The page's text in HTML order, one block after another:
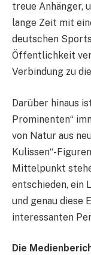
treue Anhänger,
lange Zeit mit
deutschen
Öffentlichkeit
Verbindung zu
Darüber hinaus
Prominenten“
von Natur aus
Kulissen“-
Mittelpunkt
entschieden, ein
und genau diese
interessanten
Die